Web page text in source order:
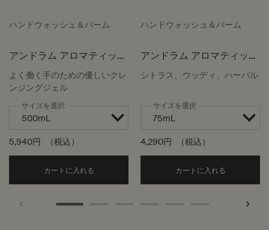
ハンドウォッシュ＆バーム
アンドラム アロマティック
ハンドウォッシュ
よく働く手のための優しいクレ
ンジングジェル
サイズを選択
5,940円 （税込）
カートに入れる Add the アンドラム アロマティック ハンド
ハンドウォッシュ＆バーム
アンドラム アロマティック
ハンドバーム
シトラス、ウッディ、ハーバル
サイズを選択
4,290円 （税込）
カートに入れる